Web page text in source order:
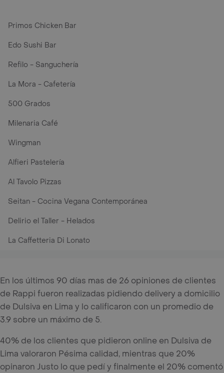
Primos Chicken Bar
Edo Sushi Bar
Refilo - Sanguchería
La Mora - Cafetería
500 Grados
Milenaria Café
Wingman
Alfieri Pastelería
Al Tavolo Pizzas
Seitan - Cocina Vegana Contemporánea
Delirio el Taller - Helados
La Caffetteria Di Lonato
En los últimos 90 días mas de 26 opiniones de clientes
de Rappi fueron realizadas pidiendo delivery a domicilio
de Dulsiva en Lima y lo calificaron con un promedio de
3.9 sobre un máximo de 5.
40% de los clientes que pidieron online en Dulsiva de
Lima valoraron Pésima calidad, mientras que 20%
opinaron Justo lo que pedí y finalmente el 20% comentó